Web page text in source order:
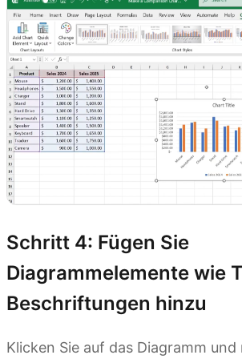
Schritt 4: Fügen Sie
Diagrammelemente wie
Beschriftungen hinzu
Klicken Sie auf das Diagramm und